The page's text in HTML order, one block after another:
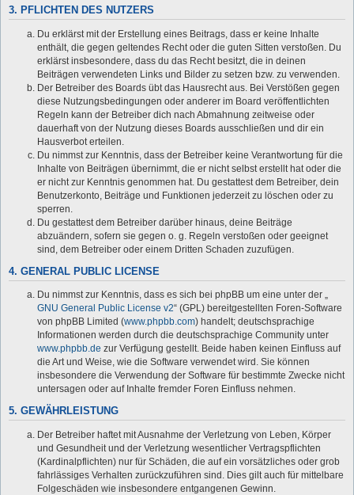
3. PFLICHTEN DES NUTZERS
Du erklärst mit der Erstellung eines Beitrags, dass er keine Inhalte
enthält, die gegen geltendes Recht oder die guten Sitten verstoßen. Du
erklärst insbesondere, dass du das Recht besitzt, die in deinen
Beiträgen verwendeten Links und Bilder zu setzen bzw. zu verwenden.
Der Betreiber des Boards übt das Hausrecht aus. Bei Verstößen gegen
diese Nutzungsbedingungen oder anderer im Board veröffentlichten
Regeln kann der Betreiber dich nach Abmahnung zeitweise oder
dauerhaft von der Nutzung dieses Boards ausschließen und dir ein
Hausverbot erteilen.
Du nimmst zur Kenntnis, dass der Betreiber keine Verantwortung für die
Inhalte von Beiträgen übernimmt, die er nicht selbst erstellt hat oder die
er nicht zur Kenntnis genommen hat. Du gestattest dem Betreiber, dein
Benutzerkonto, Beiträge und Funktionen jederzeit zu löschen oder zu
sperren.
Du gestattest dem Betreiber darüber hinaus, deine Beiträge
abzuändern, sofern sie gegen o. g. Regeln verstoßen oder geeignet
sind, dem Betreiber oder einem Dritten Schaden zuzufügen.
4. GENERAL PUBLIC LICENSE
Du nimmst zur Kenntnis, dass es sich bei phpBB um eine unter der „
GNU General Public License v2“ (GPL) bereitgestellten Foren-Software
von phpBB Limited (www.phpbb.com) handelt; deutschsprachige
Informationen werden durch die deutschsprachige Community unter
www.phpbb.de zur Verfügung gestellt. Beide haben keinen Einfluss auf
die Art und Weise, wie die Software verwendet wird. Sie können
insbesondere die Verwendung der Software für bestimmte Zwecke nicht
untersagen oder auf Inhalte fremder Foren Einfluss nehmen.
5. GEWÄHRLEISTUNG
Der Betreiber haftet mit Ausnahme der Verletzung von Leben, Körper
und Gesundheit und der Verletzung wesentlicher Vertragspflichten
(Kardinalpflichten) nur für Schäden, die auf ein vorsätzliches oder grob
fahrlässiges Verhalten zurückzuführen sind. Dies gilt auch für mittelbare
Folgeschäden wie insbesondere entgangenen Gewinn.